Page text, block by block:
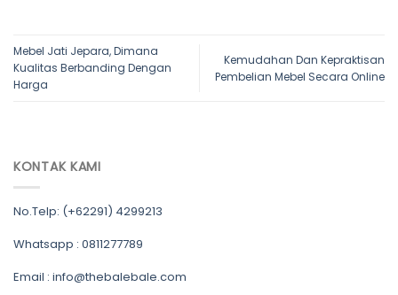
KONTAK KAMI
No.Telp: (+62291) 4299213
Whatsapp : 0811277789
Email : info@thebalebale.com
Mebel Jati Jepara, Dimana
Kualitas Berbanding Dengan
Harga
Kemudahan Dan Kepraktisan
Pembelian Mebel Secara Online